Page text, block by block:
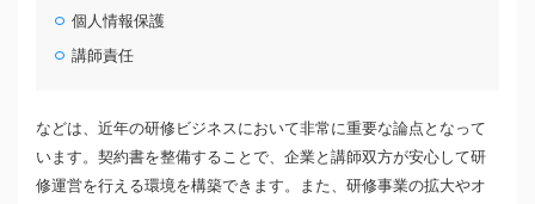
個人情報保護
講師責任
などは、近年の研修ビジネスにおいて非常に重要な論点となって
います。契約書を整備することで、企業と講師双方が安心して研
修運営を行える環境を構築できます。また、研修事業の拡大やオ